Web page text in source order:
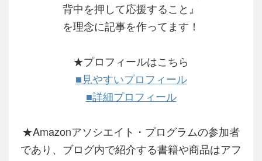
背中を押して応援すること』
を理念に記事を作ってます！
★プロフィールはこちら
■見やすいプロフィール
■詳細プロフィール
★Amazonアソシエイト・プログラムの参加者
であり、ブログ内で紹介する書籍や商品はアフ